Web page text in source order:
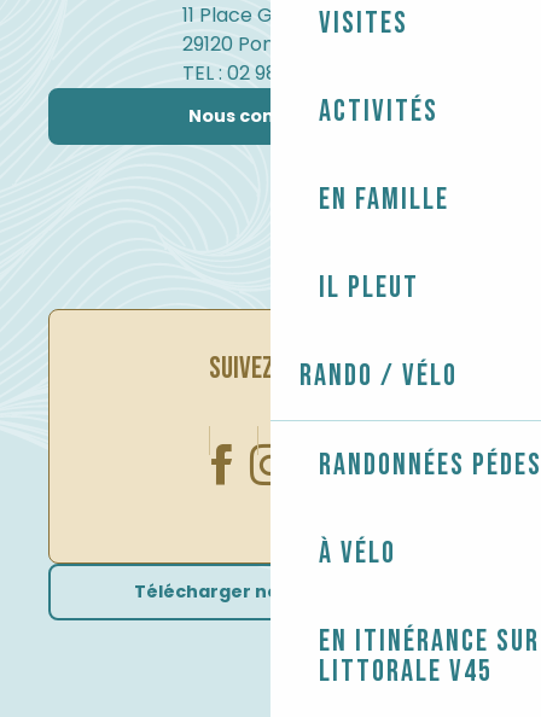
Visites
Activités
En famille
Il pleut
Rando / Vélo
Randonnées
À vélo
En itinérance
littorale V45
11 Place Gambetta
29120 Pont-l'Abbé
TEL : 02 98 82 37 99
Nous contacter
SUIVEZ-NOUS
Télécharger nos brochures